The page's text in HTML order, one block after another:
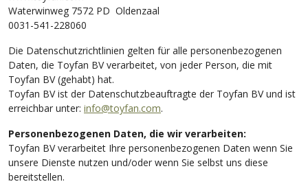
Waterwinweg 7572 PD Oldenzaal
0031-541-228060
Die Datenschutzrichtlinien gelten für alle personenbezogenen
Daten, die Toyfan BV verarbeitet, von jeder Person, die mit
Toyfan BV (gehabt) hat.
Toyfan BV ist der Datenschutzbeauftragte der Toyfan BV und ist
erreichbar unter: info@toyfan.com.
​Personenbezogenen Daten, die wir verarbeiten:
Toyfan BV verarbeitet Ihre personenbezogenen Daten wenn Sie
unsere Dienste nutzen und/oder wenn Sie selbst uns diese
bereitstellen.